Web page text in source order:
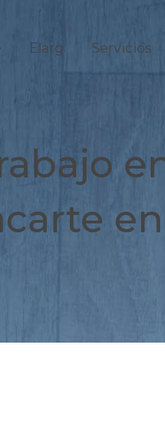
Elarg Servicios